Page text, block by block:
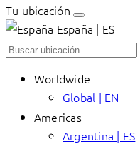
Tu ubicación
España | ES
Worldwide
Global | EN
Americas
Argentina | ES